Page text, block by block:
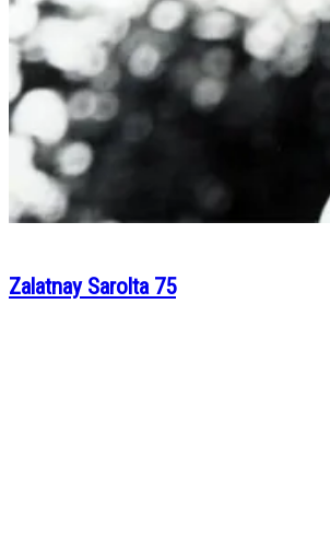
Zalatnay Sarolta 75